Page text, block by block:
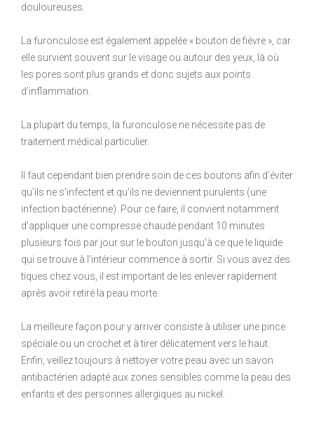
douloureuses.
La furonculose est également appelée « bouton de fièvre », car
elle survient souvent sur le visage ou autour des yeux, là où
les pores sont plus grands et donc sujets aux points
d’inflammation.
La plupart du temps, la furonculose ne nécessite pas de
traitement médical particulier.
Il faut cependant bien prendre soin de ces boutons afin d’éviter
qu’ils ne s’infectent et qu’ils ne deviennent purulents (une
infection bactérienne). Pour ce faire, il convient notamment
d’appliquer une compresse chaude pendant 10 minutes
plusieurs fois par jour sur le bouton jusqu’à ce que le liquide
qui se trouve à l’intérieur commence à sortir. Si vous avez des
tiques chez vous, il est important de les enlever rapidement
après avoir retiré la peau morte.
La meilleure façon pour y arriver consiste à utiliser une pince
spéciale ou un crochet et à tirer délicatement vers le haut.
Enfin, veillez toujours à nettoyer votre peau avec un savon
antibactérien adapté aux zones sensibles comme la peau des
enfants et des personnes allergiques au nickel.